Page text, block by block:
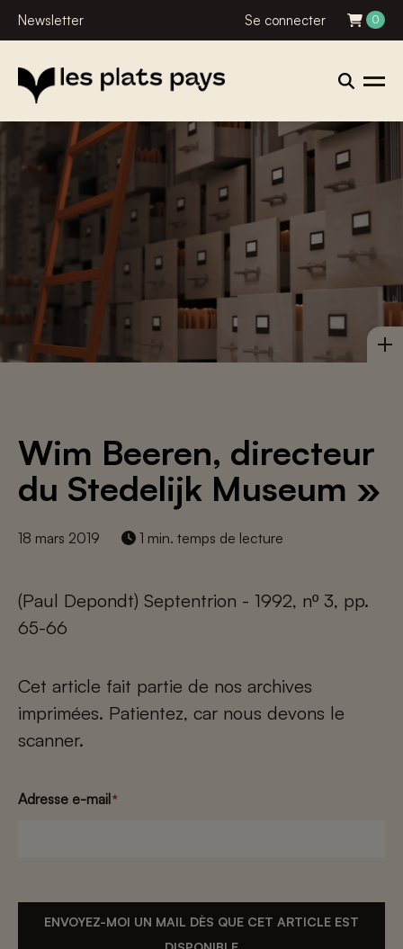
Newsletter Se connecter 0
Wim Beeren, directeur
du Stedelijk Museum »
18 mars 2019 1 min. temps de lecture
(Paul Depondt) Septentrion - 1992, nº 3, pp.
65-66
Cet article fait partie de nos archives
imprimées. Patientez, car nous devons le
scanner.
Adresse e-mail*
ENVOYEZ-MOI UN MAIL DÈS QUE CET ARTICLE EST